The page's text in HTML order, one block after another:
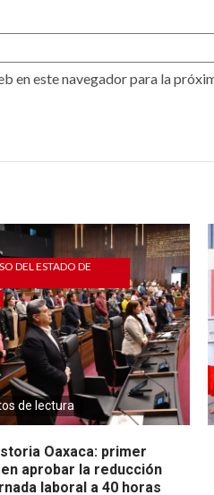
este navegador para la
DEL ESTADO DE
de lectura
Oaxaca: primer
aprobar la reducción
laboral a 40 horas